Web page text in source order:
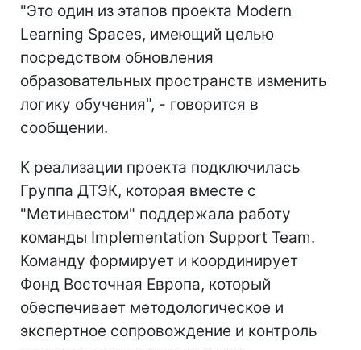
"Это один из этапов проекта Modern
Learning Spaces, имеющий целью
посредством обновления
образовательных пространств изменить
логику обучения", - говорится в
сообщении.
К реализации проекта подключилась
Группа ДТЭК, которая вместе с
"Метинвестом" поддержала работу
команды Implementation Support Team.
Команду формирует и координирует
Фонд Восточная Европа, который
обеспечивает методологическое и
экспертное сопровождение и контроль